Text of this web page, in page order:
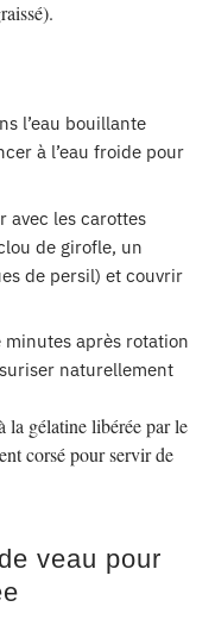
l’eau bouillante
à l’eau froide pour
avec les carottes
de girofle, un
de persil) et couvrir
après rotation
naturellement
la gélatine libérée par le
corsé pour servir de
veau pour